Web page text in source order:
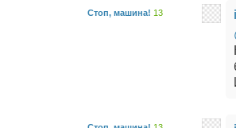
Стоп, машина! 13